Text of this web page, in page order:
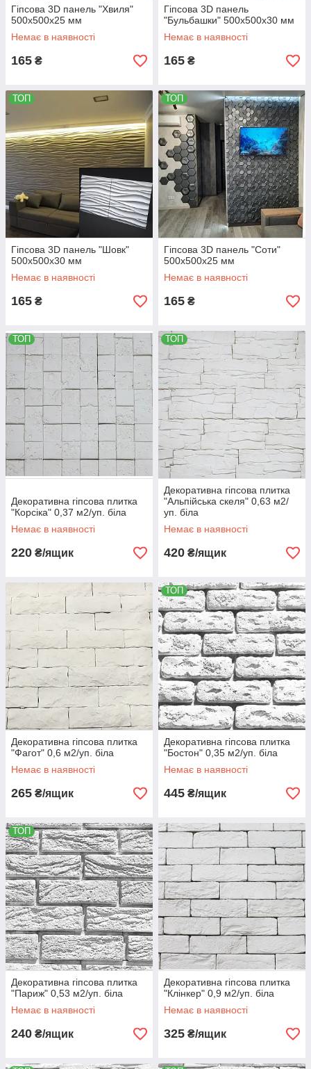
Гіпсова 3D панель "Хвиля"
500х500х25 мм
Немає в наявності
165 ₴
Гіпсова 3D панель
"Бульбашки" 500х500х30 мм
Немає в наявності
165 ₴
ТОП
Гіпсова 3D панель "Шовк"
500х500х30 мм
Немає в наявності
165 ₴
ТОП
Гіпсова 3D панель "Соти"
500х500х25 мм
Немає в наявності
165 ₴
ТОП
Декоративна гіпсова плитка
"Корсіка" 0,37 м2/уп. біла
Немає в наявності
220 ₴/ящик
ТОП
Декоративна гіпсова плитка
"Альпійська скеля" 0,63 м2/
уп. біла
Немає в наявності
420 ₴/ящик
Декоративна гіпсова плитка
"Фагот" 0,6 м2/уп. біла
Немає в наявності
265 ₴/ящик
ТОП
Декоративна гіпсова плитка
"Бостон" 0,35 м2/уп. біла
Немає в наявності
445 ₴/ящик
ТОП
Декоративна гіпсова плитка
"Париж" 0,53 м2/уп. біла
Немає в наявності
240 ₴/ящик
Декоративна гіпсова плитка
"Клінкер" 0,9 м2/уп. біла
Немає в наявності
325 ₴/ящик